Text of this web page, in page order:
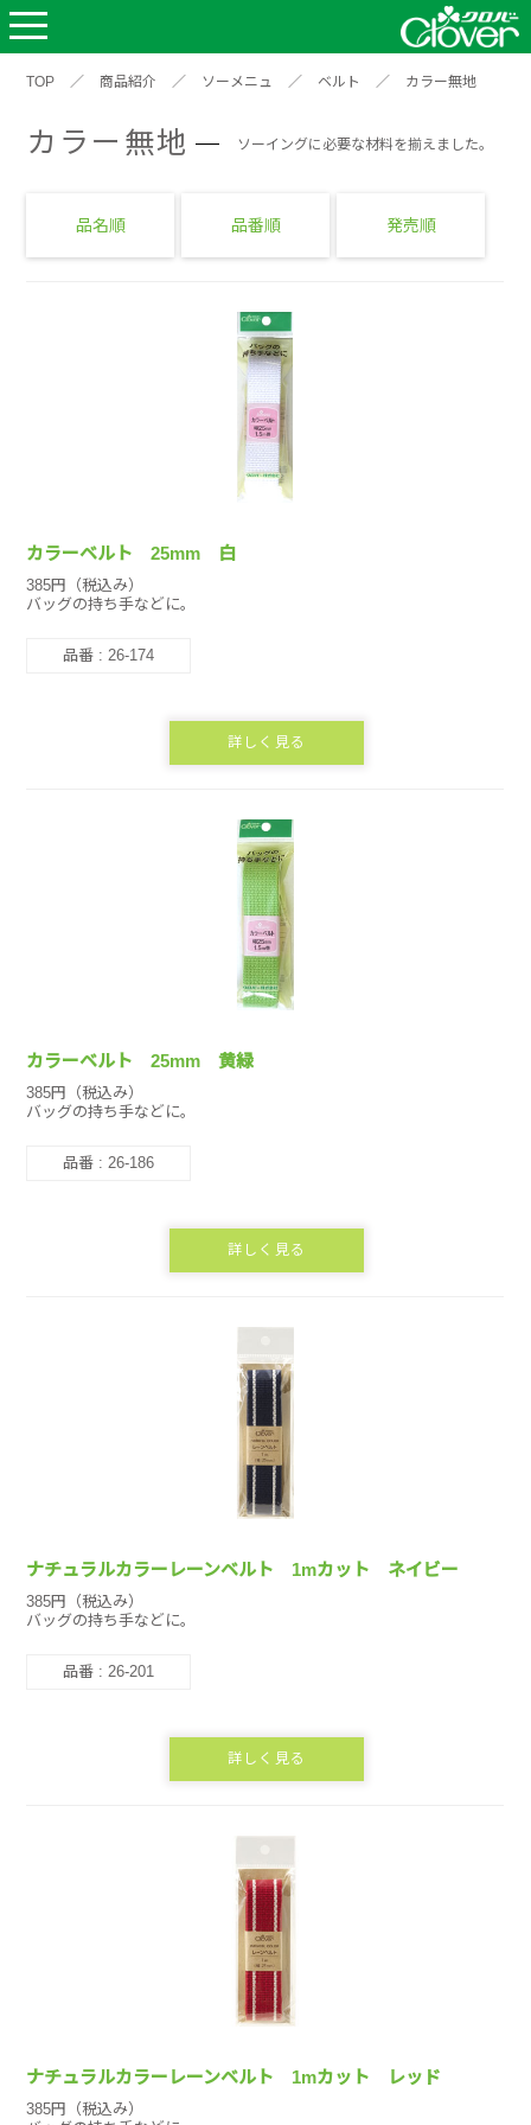
TOP ／ 商品紹介 ／ ソーメニュ ／ ベルト ／ カラー無地
カラー無地 ソーイングに必要な材料を揃えました。
品名順 品番順 発売順
カラーベルト 25mm 白
385円（税込み）
バッグの持ち手などに。
品番 : 26-174
詳しく見る
カラーベルト 25mm 黄緑
385円（税込み）
バッグの持ち手などに。
品番 : 26-186
詳しく見る
ナチュラルカラーレーンベルト 1mカット ネイビー
385円（税込み）
バッグの持ち手などに。
品番 : 26-201
詳しく見る
ナチュラルカラーレーンベルト 1mカット レッド
385円（税込み）